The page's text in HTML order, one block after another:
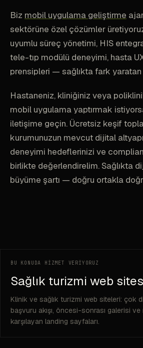
Biz mobil uygulama geliştirme
sektörüne özel çözümler
uyumlu süreç yönetimi, HIS
tele-tıp modülü deneyimi, hasta
prensipleri — sağlıkta fark
Hastaneniz, kliniğiniz veya
mobil uygulama yaptırmak
iletişime geçin. Ücretsiz keşif
kurumunuzun mevcut dijital
deneyimi hedeflerinizi ve
birlikte değerlendirelim. Sağlıkta
büyüme şartı — doğru ortakla
BU KONUDA HİZMET VERİYORUZ
Sağlık turizmi web
Klinik ve sağlık turizmi web siteleri: çok
başvuru akışı, öncesi-sonrası galerisi
karşılayan landing sayfaları.